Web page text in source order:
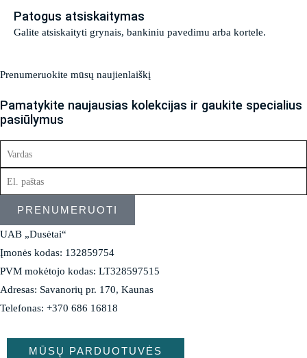
Patogus atsiskaitymas
Galite atsiskaityti grynais, bankiniu pavedimu arba kortele.
Prenumeruokite mūsų naujienlaiškį
Pamatykite naujausias kolekcijas ir gaukite specialius
pasiūlymus
PRENUMERUOTI
UAB „Dusėtai“
Įmonės kodas: 132859754
PVM mokėtojo kodas: LT328597515
Adresas: Savanorių pr. 170, Kaunas
Telefonas: +370 686 16818
MŪSŲ PARDUOTUVĖS